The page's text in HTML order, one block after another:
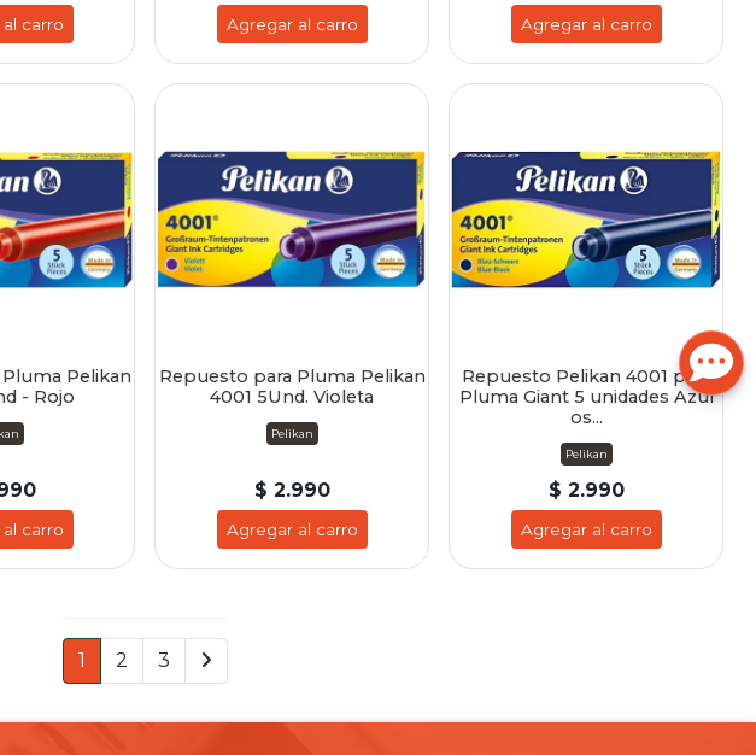
carro Agregar al carro Agregar al carro
Pelikan
- Rojo
carro
Repuesto para Pluma Pelikan
4001 5Und. Violeta
Pelikan
$ 2.990
Agregar al carro
Repuesto Pelikan 4001 para
Pluma Giant 5 unidades Azul
os...
Pelikan
$ 2.990
Agregar al carro
1 2 3